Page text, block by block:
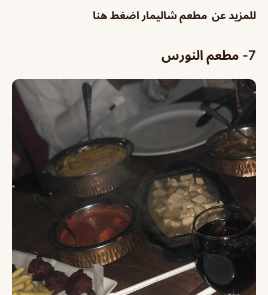
للمزيد عن مطعم شاليمار اضغط هنا
7- مطعم النورس